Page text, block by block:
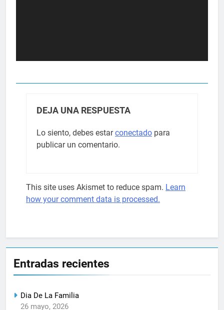
DEJA UNA RESPUESTA
Lo siento, debes estarconectado para
publicar un comentario.
This site uses Akismet to reduce spam. Learn
how your comment data is processed.
Entradas recientes
Dia De La Familia
26 mayo, 2026